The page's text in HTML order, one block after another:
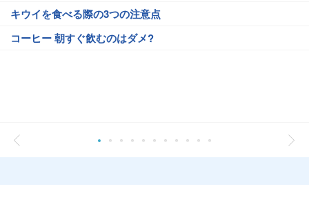
キウイを食べる際の3つの注意点
コーヒー 朝すぐ飲むのはダメ?